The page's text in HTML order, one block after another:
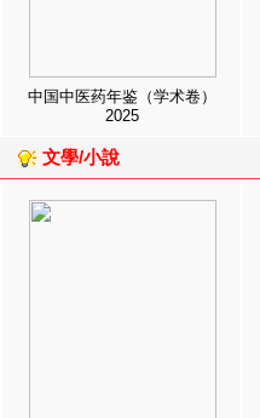
中国中医药年鉴（学术卷）
2025
文學/小說